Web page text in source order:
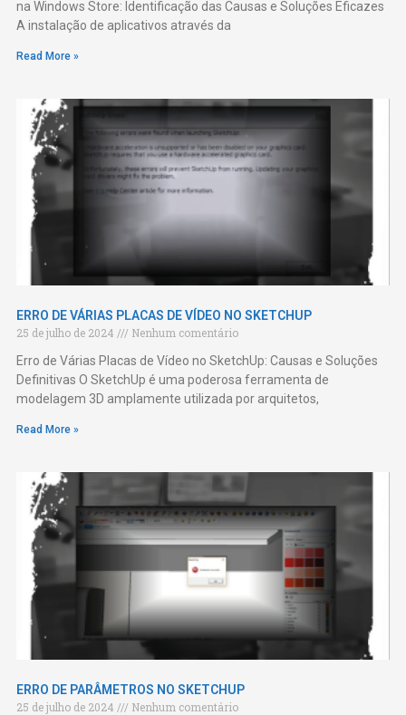
na Windows Store: Identificação das Causas e Soluções Eficazes
A instalação de aplicativos através da
Read More »
ERRO DE VÁRIAS PLACAS DE VÍDEO NO SKETCHUP
25 de julho de 2024
Nenhum comentário
Erro de Várias Placas de Vídeo no SketchUp: Causas e Soluções
Definitivas O SketchUp é uma poderosa ferramenta de
modelagem 3D amplamente utilizada por arquitetos,
Read More »
ERRO DE PARÂMETROS NO SKETCHUP
25 de julho de 2024
Nenhum comentário